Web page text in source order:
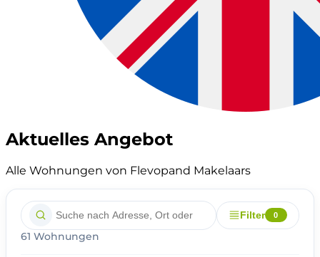
Aktuelles Angebot
Alle Wohnungen von Flevopand Makelaars
Filter 0
61 Wohnungen